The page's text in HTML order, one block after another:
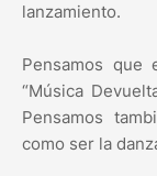
lanzamiento.
Pensamos que
“Música
Pensamos
como ser la